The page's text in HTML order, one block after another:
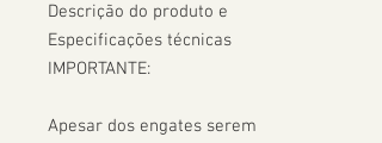
Descrição do produto e
Especificações técnicas
IMPORTANTE:
Apesar dos engates serem